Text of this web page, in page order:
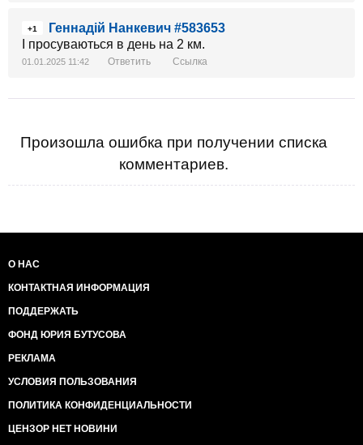
+1
Геннадій Нанкевич #583653
І просуваються в день на 2 км.
01.01.2025 11:42 Ответить Ссылка
Произошла ошибка при получении списка
комментариев.
О НАС
КОНТАКТНАЯ ИНФОРМАЦИЯ
ПОДДЕРЖАТЬ
ФОНД ЮРИЯ БУТУСОВА
РЕКЛАМА
УСЛОВИЯ ПОЛЬЗОВАНИЯ
ПОЛИТИКА КОНФИДЕНЦИАЛЬНОСТИ
ЦЕНЗОР НЕТ НОВИНИ